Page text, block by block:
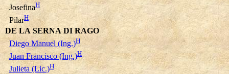
JosefinaH
PilarH
DE LA SERNA DI RAGO
Diego Manuel (Ing.)H
Juan Francisco (Ing.)H
Julieta (Lic.)H